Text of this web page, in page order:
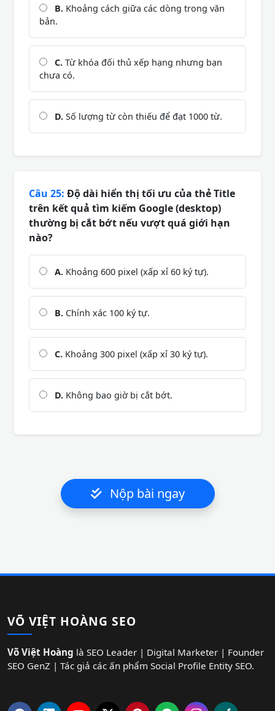
B. Khoảng cách giữa các dòng trong văn
bản.
C. Từ khóa đối thủ xếp hạng nhưng bạn
chưa có.
D. Số lượng từ còn thiếu để đạt 1000 từ.
Câu 25: Độ dài hiển thị tối ưu của thẻ Title
trên kết quả tìm kiếm Google (desktop)
thường bị cắt bớt nếu vượt quá giới hạn
nào?
A. Khoảng 600 pixel (xấp xỉ 60 ký tự).
B. Chính xác 100 ký tự.
C. Khoảng 300 pixel (xấp xỉ 30 ký tự).
D. Không bao giờ bị cắt bớt.
Nộp bài ngay
VÕ VIỆT HOÀNG SEO
Võ Việt Hoàng là SEO Leader | Digital Marketer | Founder
SEO GenZ | Tác giả các ấn phẩm Social Profile Entity SEO.